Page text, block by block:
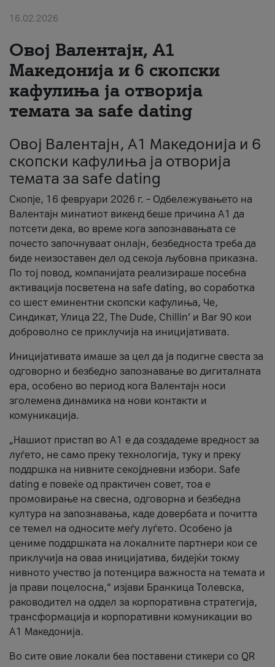
#ПодобарОнлајн
16.02.2026
Овој Валентајн, A1
Македонија и 6 скопски
кафулиња ја отворија
темата за safe dating
Овој Валентајн, A1 Македонија и 6
скопски кафулиња ја отворија
темата за safe dating
Скопје, 16 февруари 2026 г. – Одбележувањето на
Валентајн минатиот викенд беше причина А1 да
потсети дека, во време кога запознавањата се
почесто започнуваат онлајн, безбедноста треба да
биде неизоставен дел од секоја љубовна приказна.
По тој повод, компанијата реализираше посебна
активација посветена на safe dating, во соработка
со шест еминентни скопски кафулиња, Че,
Синдикат, Улица 22, The Dude, Chillin’ и Bar 90 кои
доброволно се приклучија на иницијативата.
Иницијативата имаше за цел да ја подигне свеста за
одговорно и безбедно запознавање во дигиталната
ера, особено во период кога Валентајн носи
зголемена динамика на нови контакти и
комуникација.
„Нашиот пристап во А1 е да создадеме вредност за
луѓето, не само преку технологија, туку и преку
поддршка на нивните секојдневни избори. Safe
dating е повеќе од практичен совет, тоа е
промовирање на свесна, одговорна и безбедна
култура на запознавања, каде довербата и почитта
се темел на односите меѓу луѓето. Особено ја
цениме поддршката на локалните партнери кои се
приклучија на оваа иницијатива, бидејќи токму
нивното учество ја потенцира важноста на темата и
ја прави поцелосна,“ изјави Бранкица Толевска,
раководител на оддел за корпоративна стратегија,
трансформација и корпоративни комуникации во
А1 Македонија.
Во сите овие локали беа поставени стикери со QR